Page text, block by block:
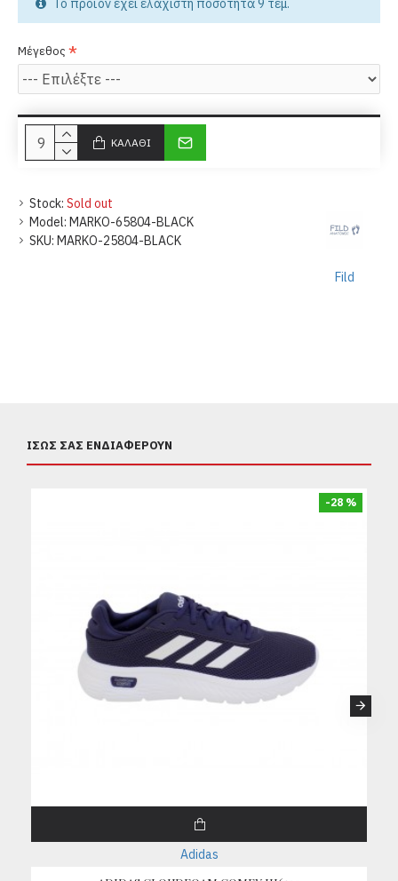
Stock: Sold out
Model: MARKO-65804-BLACK
SKU: MARKO-25804-BLACK
Fild
Μέγεθος
ΚΑΛΆΘΙ
Το προϊόν έχει ελάχιστη ποσότητα 9 τεμ.
ΊΣΩΣ ΣΑΣ ΕΝΔΙΑΦΈΡΟΥΝ
-28 %
Adidas